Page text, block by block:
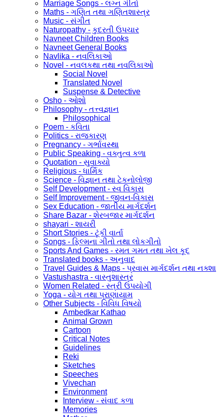
Marriage Songs - લગ્ન ગીતો
Maths - ગણિત તથા ગણિતશાસ્ત્ર
Music - સંગીત
Naturopathy - કુદરતી ઉપચાર
Navneet Children Books
Navneet General Books
Navlika - નવલિકાઓ
Novel - નવલકથા તથા નવલિકાઓ
Social Novel
Translated Novel
Suspense & Detective
Osho - ઓશો
Philosophy - તત્ત્વજ્ઞાન
Philosophical
Poem - કવિતા
Politics - રાજકારણ
Pregnancy - ગર્ભાવસ્થા
Public Speaking - વક્તુત્વ કળા
Quotation - સુવાક્યો
Religious - ધાર્મિક
Science - વિજ્ઞાન તથા ટેકનોલોજી
Self Development - સ્વ વિકાસ
Self Improvement - જીવન-વિકાસ
Sex Education - જાતીય માર્ગદર્શન
Share Bazar - શેરબજાર માર્ગદર્શન
shayari - શાયરી
Short Stories - ટૂંકી વાર્તા
Songs - ફિલ્મના ગીતો તથા લોકગીતો
Sports And Games - રમત ગમત તથા ખેલ કૂદ
Translated books - અનુવાદ
Travel Guides & Maps - પ્રવાસ માર્ગદર્શન તથા નક્શા
Vastushastra - વાસ્તુશાસ્ત્ર
Women Related - સ્ત્રી ઉપયોગી
Yoga - યોગ તથા પ્રાણાયામ
Other Subjects - વિવિધ વિષયો
Ambedkar Kathao
Animal Grown
Cartoon
Critical Notes
Guidelines
Reki
Sketches
Speeches
Vivechan
Environment
Interview - સંવાદ કળા
Memories